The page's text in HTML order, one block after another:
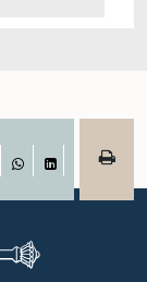
WhatsAppLinkedIn